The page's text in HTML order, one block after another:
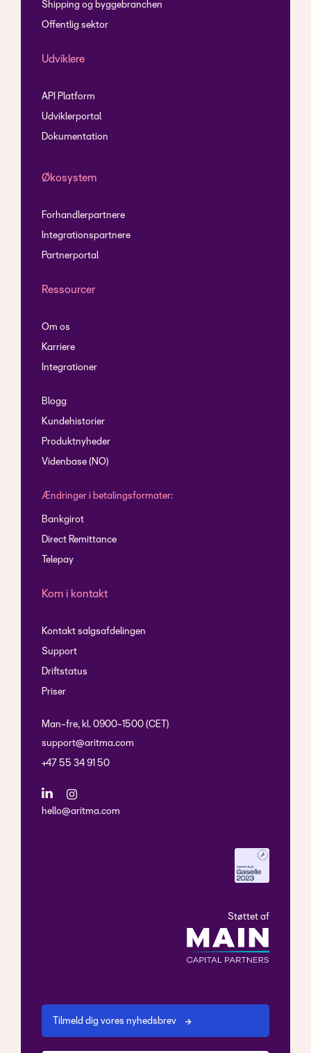
Shipping og byggebranchen
Offentlig sektor
Udviklere
API Platform
Udviklerportal
Dokumentation
Økosystem
Forhandlerpartnere
Integrationspartnere
Partnerportal
Ressourcer
Om os
Karriere
Integrationer
Blogg
Kundehistorier
Produktnyheder
Videnbase (NO)
Ændringer i betalingsformater:
Bankgirot
Direct Remittance
Telepay
Kom i kontakt
Kontakt salgsafdelingen
Support
Driftstatus
Priser
Man-fre, kl. 0900-1500 (CET)
support@aritma.com
+47 55 34 91 50
hello@aritma.com
Støttet af
Tilmeld dig vores nyhedsbrev